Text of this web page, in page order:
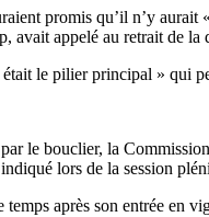
promis qu’il n’y
appelé au retrait de la
le pilier principal » qui
le bouclier, la
lors de la session
après son entrée en